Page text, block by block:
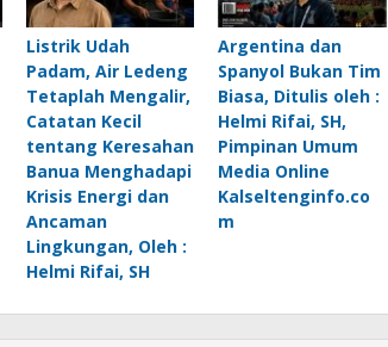
Listrik Udah
Padam, Air Ledeng
Tetaplah Mengalir,
Catatan Kecil
tentang Keresahan
Banua Menghadapi
Krisis Energi dan
Ancaman
Lingkungan, Oleh :
Helmi Rifai, SH
Argentina dan
Spanyol Bukan Tim
Biasa, Ditulis oleh :
Helmi Rifai, SH,
Pimpinan Umum
Media Online
Kalseltenginfo.co
m